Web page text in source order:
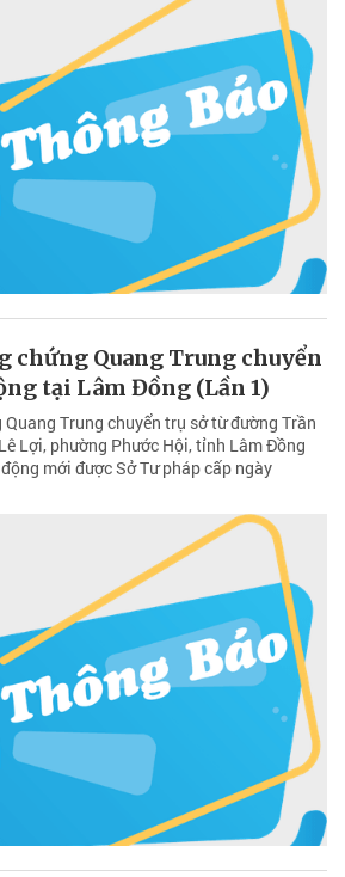
chứng Quang Trung chuyển
tại Lâm Đồng (Lần 1)
Trung chuyển trụ sở từ đường Trần
Lợi, phường Phước Hội, tỉnh Lâm Đồng
mới được Sở Tư pháp cấp ngày